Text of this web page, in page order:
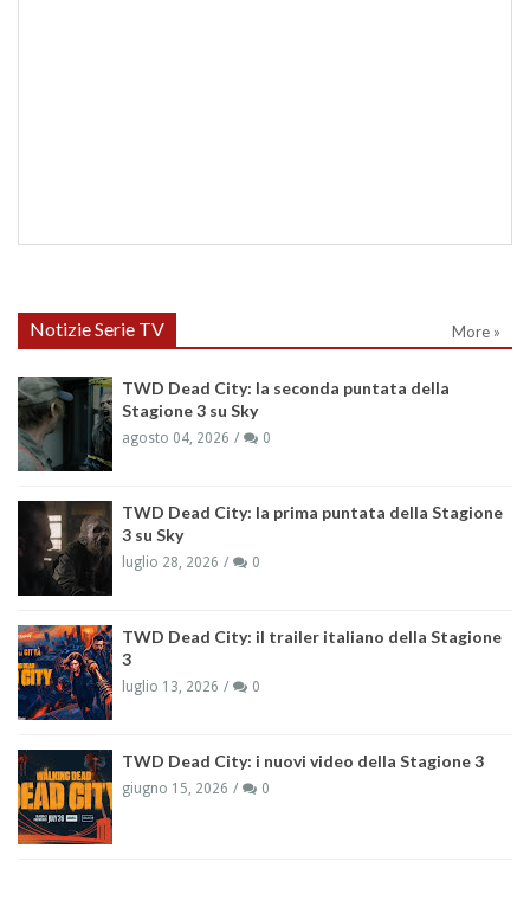
Notizie Serie TV More »
TWD Dead City: la seconda puntata della
Stagione 3 su Sky
agosto 04, 2026 0
TWD Dead City: la prima puntata della Stagione
3 su Sky
luglio 28, 2026 0
TWD Dead City: il trailer italiano della Stagione
3
luglio 13, 2026 0
TWD Dead City: i nuovi video della Stagione 3
giugno 15, 2026 0